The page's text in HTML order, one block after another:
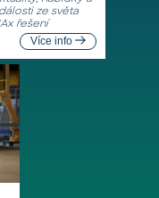
ze světa
řešení
Více info